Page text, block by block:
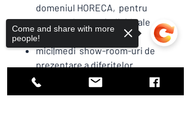
domeniul HORECA, pentru
crearea de zone individuale
pentru clienți , turiști .
mici|medi show-room-uri de
prezentare a diferitelor
produse in spațiile comerciale ;
Come and share with more
people!